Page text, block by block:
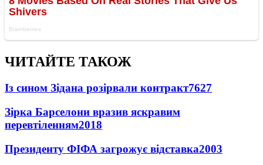
ЧИТАЙТЕ ТАКОЖ
Із сином Зідана розірвали контракт7627
Зірка Барселони вразив яскравим
перевтіленням2018
Президенту ФІФА загрожує відставка2003